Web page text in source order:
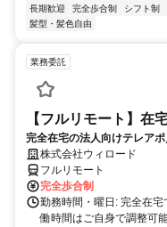
長期歓迎
完全歩合制 シフト制
髪型・髪色自由
業務委託
【フルリモート】在
完全在宅の法人向けテレア
果報酬あり／新規立ち上げ
株式会社ウィロード
フルリモート
完全歩合制
勤務時間・曜日: 完全在
働時間はご自身で調整可